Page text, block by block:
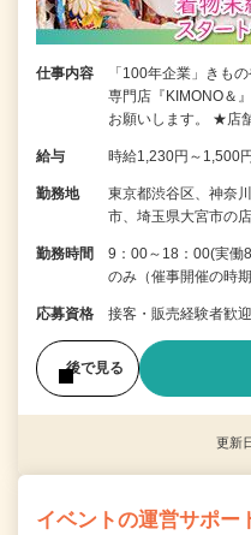
仕事内容
「100年企業」きも
専門店『KIMONO＆
お願いします。 ★店
給与 時給1,230円～1,500円
勤務地
東京都渋谷区、神奈
市、埼玉県大宮市の
勤務時間
9：00～18：00(実
のみ（催事開催の時
応募資格 接客・販売経験者歓
後で見る
更新
イベントの運営サポー